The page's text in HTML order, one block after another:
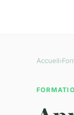
Accueil›